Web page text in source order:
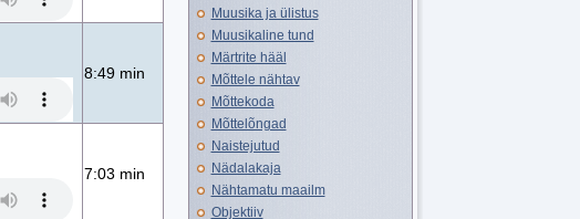
8:49 min
7:03 min
Muusika ja ülistus
Muusikaline tund
Märtrite hääl
Mõttele nähtav
Mõttekoda
Mõttelõngad
Naistejutud
Nädalakaja
Nähtamatu maailm
Objektiiv